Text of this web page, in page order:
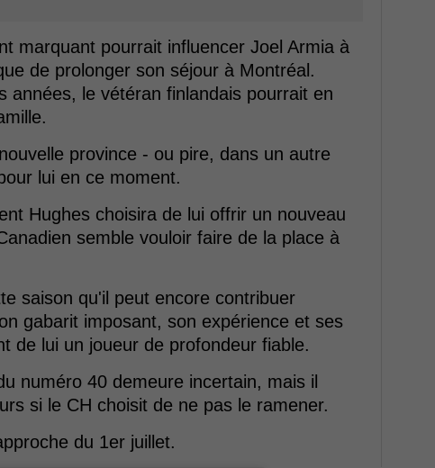
marquant pourrait influencer Joel Armia à
de prolonger son séjour à Montréal.
années, le vétéran finlandais pourrait en
province - ou pire, dans un autre
lui en ce moment.
Hughes choisira de lui offrir un nouveau
semble vouloir faire de la place à
saison qu'il peut encore contribuer
gabarit imposant, son expérience et ses
de lui un joueur de profondeur fiable.
numéro 40 demeure incertain, mais il
si le CH choisit de ne pas le ramener.
du 1er juillet.